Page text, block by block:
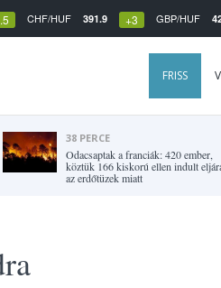
CHF/HUF 391.9 +3 GBP/HUF
FRISS
38 PERCE
Odacsaptak a franciák: 420 ember,
köztük 166 kiskorú ellen indult
az erdőtüzek miatt